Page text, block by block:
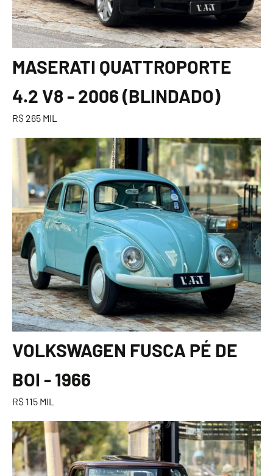
MASERATI QUATTROPORTE
4.2 V8 - 2006 (BLINDADO)
R$ 265 MIL
VOLKSWAGEN FUSCA PÉ DE
BOI - 1966
R$ 115 MIL